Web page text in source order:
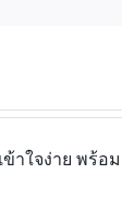
าใจง่าย พร้อ